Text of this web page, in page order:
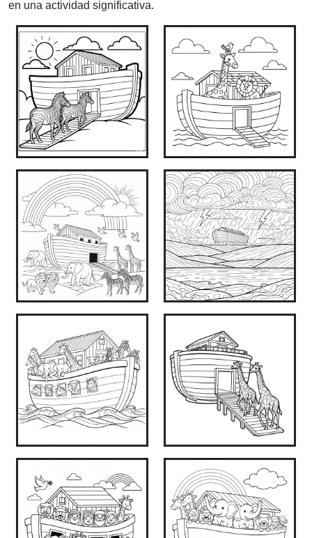
en una actividad significativa.